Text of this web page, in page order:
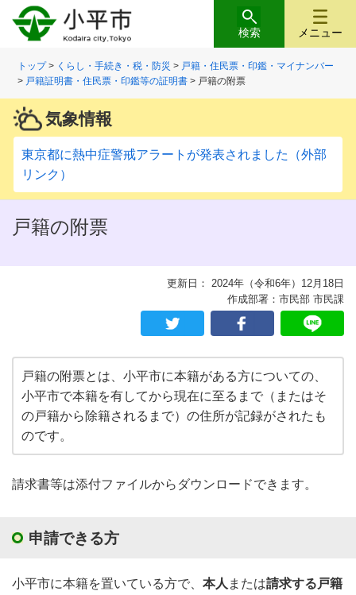
メニュー
検索
トップ> くらし・手続き・税・防災 > 戸籍・住民票・印鑑・マイナンバー
> 戸籍証明書・住民票・印鑑等の証明書 > 戸籍の附票
気象情報
東京都に熱中症警戒アラートが発表されました（外部
リンク）
戸籍の附票
更新日： 2024年（令和6年）12月18日
作成部署：市民部 市民課
戸籍の附票とは、小平市に本籍がある方についての、
小平市で本籍を有してから現在に至るまで（またはそ
の戸籍から除籍されるまで）の住所が記録がされたも
のです。
請求書等は添付ファイルからダウンロードできます。
申請できる方
小平市に本籍を置いている方で、 本人 または請求する戸籍